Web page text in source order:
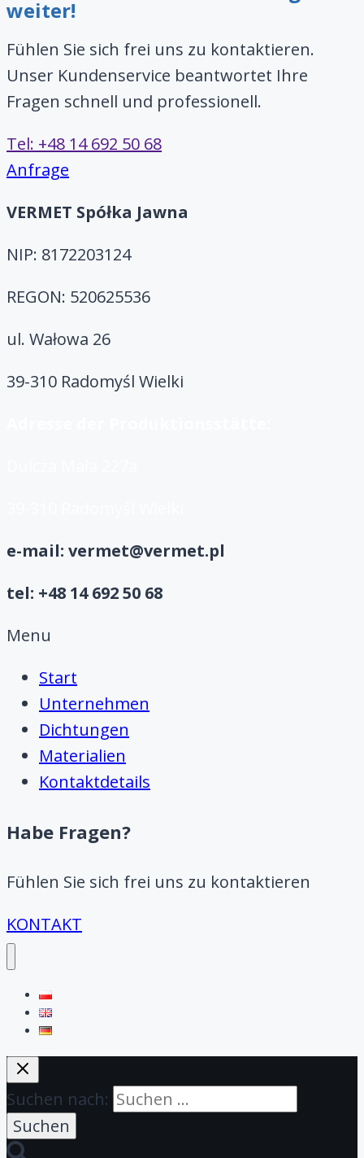
weiter!
Fühlen Sie sich frei uns zu kontaktieren.
Unser Kundenservice beantwortet Ihre
Fragen schnell und professionell.
Tel: +48 14 692 50 68
Anfrage
VERMET Spółka Jawna
NIP: 8172203124
REGON: 520625536
ul. Wałowa 26
39-310 Radomyśl Wielki
e-mail: vermet@vermet.pl
tel: +48 14 692 50 68
Menu
Start
Unternehmen
Dichtungen
Materialien
Kontaktdetails
Habe Fragen?
Fühlen Sie sich frei uns zu kontaktieren
KONTAKT
Suchen nach: